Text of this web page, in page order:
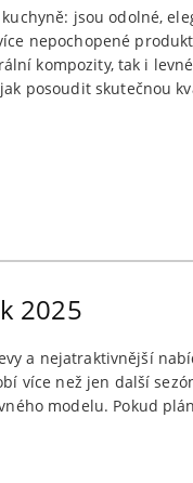
jsou odolné,
nepochopené
kompozity, tak i
posoudit skutečnou
2025
a nejatraktivnější
více než jen další
modelu. Pokud